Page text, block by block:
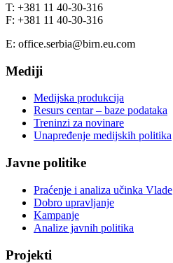
T: +381 11 40-30-316
F: +381 11 40-30-316
E: office.serbia@birn.eu.com
Mediji
Medijska produkcija
Resurs centar – baze podataka
Treninzi za novinare
Unapređenje medijskih politika
Javne politike
Praćenje i analiza učinka Vlade
Dobro upravljanje
Kampanje
Analize javnih politika
Projekti